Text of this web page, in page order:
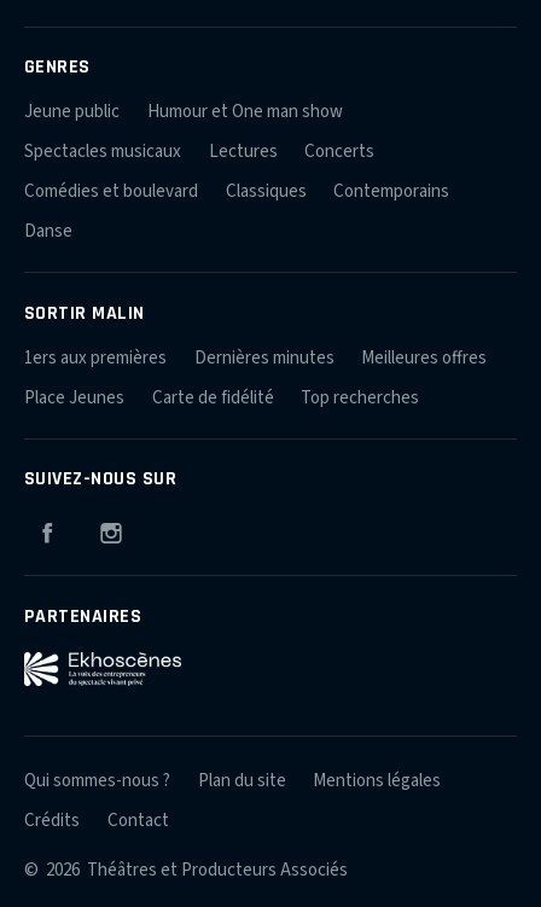
GENRES
Jeune public
Humour et One man show
Spectacles musicaux
Lectures
Concerts
Comédies et boulevard
Classiques
Contemporains
Danse
SORTIR MALIN
1ers aux premières Dernières minutes
Meilleures offres
Place Jeunes
Carte de fidélité Top recherches
SUIVEZ-NOUS SUR
Facebook
PARTENAIRES
© 2026 Théâtres et Producteurs Associés
Qui sommes-nous ? Plan du site
Mentions légales
Crédits
Contact